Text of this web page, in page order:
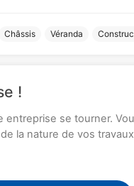
Châssis Véranda
!
se tourner.
la nature de vos